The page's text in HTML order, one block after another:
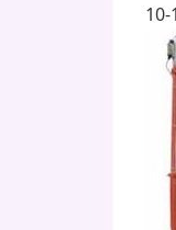
10-